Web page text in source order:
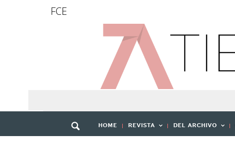
FCE
HOME REVISTA DEL ARCHIVO